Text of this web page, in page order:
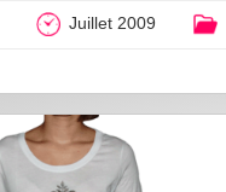
Juillet 2009